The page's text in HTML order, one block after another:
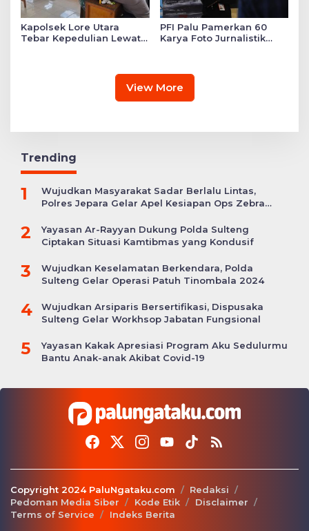
Kapolsek Lore Utara
Tebar Kepedulian Lewat
PFI Palu Pamerkan 60
Karya Foto Jurnalistik
View More
Trending
1
Wujudkan Masyarakat Sadar Berlalu Lintas,
Polres Jepara Gelar Apel Kesiapan Ops Zebra
2
Yayasan Ar-Rayyan Dukung Polda Sulteng
Ciptakan Situasi Kamtibmas yang Kondusif
3
Wujudkan Keselamatan Berkendara, Polda
Sulteng Gelar Operasi Patuh Tinombala 2024
4
Wujudkan Arsiparis Bersertifikasi, Dispusaka
Sulteng Gelar Workhsop Jabatan Fungsional
5
Yayasan Kakak Apresiasi Program Aku Sedulurmu
Bantu Anak-anak Akibat Covid-19
Copyright 2024 PaluNgataku.com
Redaksi
Pedoman Media Siber
Kode Etik
Disclaimer
Terms of Service
Indeks Berita